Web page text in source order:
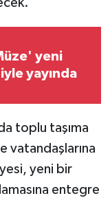
yeni
yayında
toplu taşıma
vatandaşlarına
yeni bir
entegre